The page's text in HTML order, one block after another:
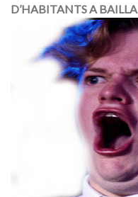
D’HABITANTS A